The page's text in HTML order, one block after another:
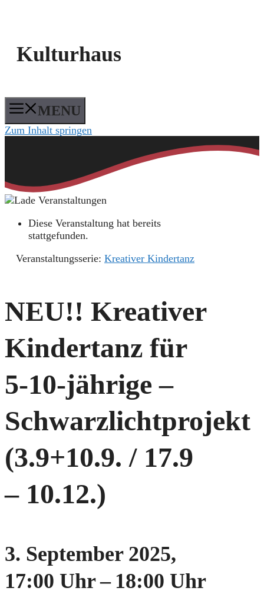
Kulturhaus
MENU
Zum Inhalt springen
Diese Veranstaltung hat bereits
stattgefunden.
Veranstaltungsserie: Kreativer Kindertanz
NEU!! Kreativer
Kindertanz für
5-10-jährige –
Schwarzlichtprojekt
(3.9+10.9. / 17.9
– 10.12.)
3. September 2025,
17:00 Uhr– 18:00 Uhr